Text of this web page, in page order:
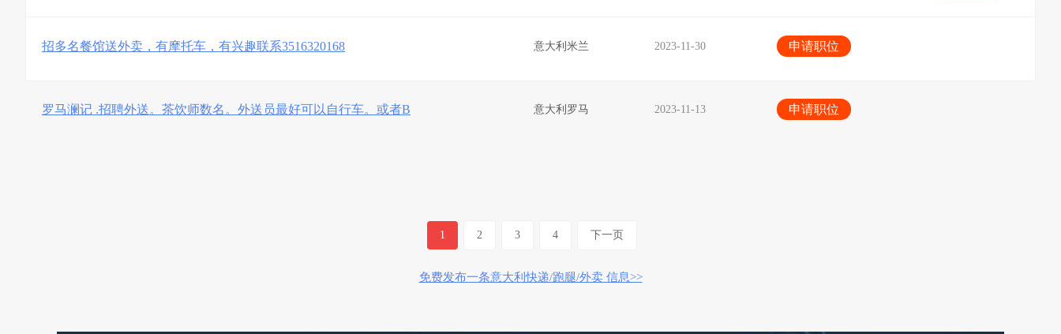
招多名餐馆送外卖，有摩托车，有兴趣联系3516320168 申请职位
2023-11-30
意大利米兰
罗马澜记 .招聘外送。茶饮师数名。外送员最好可以自行车。或者B 申请职位
2023-11-13
意大利罗马
1 2 3 4 下一页
免费发布一条意大利快递/跑腿/外卖 信息>>